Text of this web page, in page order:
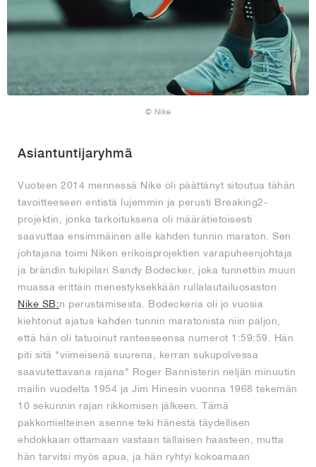
© Nike
Asiantuntijaryhmä
Vuoteen 2014 mennessä Nike oli päättänyt sitoutua tähän
tavoitteeseen entistä lujemmin ja perusti Breaking2-
projektin, jonka tarkoituksena oli määrätietoisesti
saavuttaa ensimmäinen alle kahden tunnin maraton. Sen
johtajana toimi Niken erikoisprojektien varapuheenjohtaja
ja brändin tukipilari Sandy Bodecker, joka tunnettiin muun
muassa erittäin menestyksekkään rullalautailuosaston
Nike SB:n perustamisesta. Bodeckeria oli jo vuosia
kiehtonut ajatus kahden tunnin maratonista niin paljon,
että hän oli tatuoinut ranteeseensa numerot 1:59:59. Hän
piti sitä "viimeisenä suurena, kerran sukupolvessa
saavutettavana rajana" Roger Bannisterin neljän minuutin
mailin vuodelta 1954 ja Jim Hinesin vuonna 1968 tekemän
10 sekunnin rajan rikkomisen jälkeen. Tämä
pakkomielteinen asenne teki hänestä täydellisen
ehdokkaan ottamaan vastaan tällaisen haasteen, mutta
hän tarvitsi myös apua, ja hän ryhtyi kokoamaan